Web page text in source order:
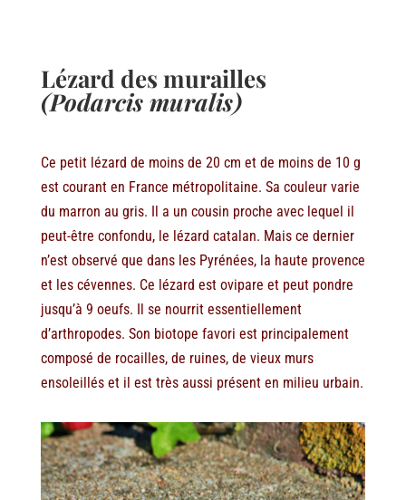
Lézard des murailles
(Podarcis muralis)
Ce petit lézard de moins de 20 cm et de moins de 10 g
est courant en France métropolitaine. Sa couleur varie
du marron au gris. Il a un cousin proche avec lequel il
peut-être confondu, le lézard catalan. Mais ce dernier
n’est observé que dans les Pyrénées, la haute provence
et les cévennes. Ce lézard est ovipare et peut pondre
jusqu’à 9 oeufs. Il se nourrit essentiellement
d’arthropodes. Son biotope favori est principalement
composé de rocailles, de ruines, de vieux murs
ensoleillés et il est très aussi présent en milieu urbain.